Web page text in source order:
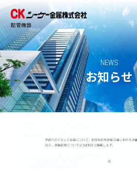
配管機器
NEWS
お知らせ